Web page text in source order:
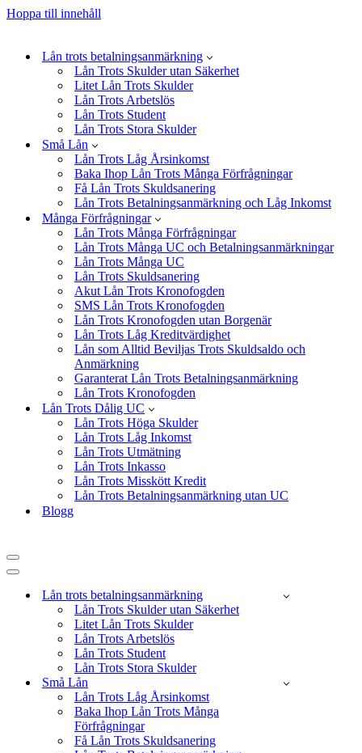
Hoppa till innehåll
Lån trots betalningsanmärkning
Lån Trots Skulder utan Säkerhet
Litet Lån Trots Skulder
Lån Trots Arbetslös
Lån Trots Student
Lån Trots Stora Skulder
Små Lån
Lån Trots Låg Årsinkomst
Baka Ihop Lån Trots Många Förfrågningar
Få Lån Trots Skuldsanering
Lån Trots Betalningsanmärkning och Låg Inkomst
Många Förfrågningar
Lån Trots Många Förfrågningar
Lån Trots Många UC och Betalningsanmärkningar
Lån Trots Många UC
Lån Trots Skuldsanering
Akut Lån Trots Kronofogden
SMS Lån Trots Kronofogden
Lån Trots Kronofogden utan Borgenär
Lån Trots Låg Kreditvärdighet
Lån som Alltid Beviljas Trots Skuldsaldo och
Anmärkning
Garanterat Lån Trots Betalningsanmärkning
Lån Trots Kronofogden
Lån Trots Dålig UC
Lån Trots Höga Skulder
Lån Trots Låg Inkomst
Lån Trots Utmätning
Lån Trots Inkasso
Lån Trots Misskött Kredit
Lån Trots Betalningsanmärkning utan UC
Blogg
Navigeringsmeny
Navigeringsmeny
Lån trots betalningsanmärkning
Lån Trots Skulder utan Säkerhet
Litet Lån Trots Skulder
Lån Trots Arbetslös
Lån Trots Student
Lån Trots Stora Skulder
Små Lån
Lån Trots Låg Årsinkomst
Baka Ihop Lån Trots Många
Förfrågningar
Få Lån Trots Skuldsanering